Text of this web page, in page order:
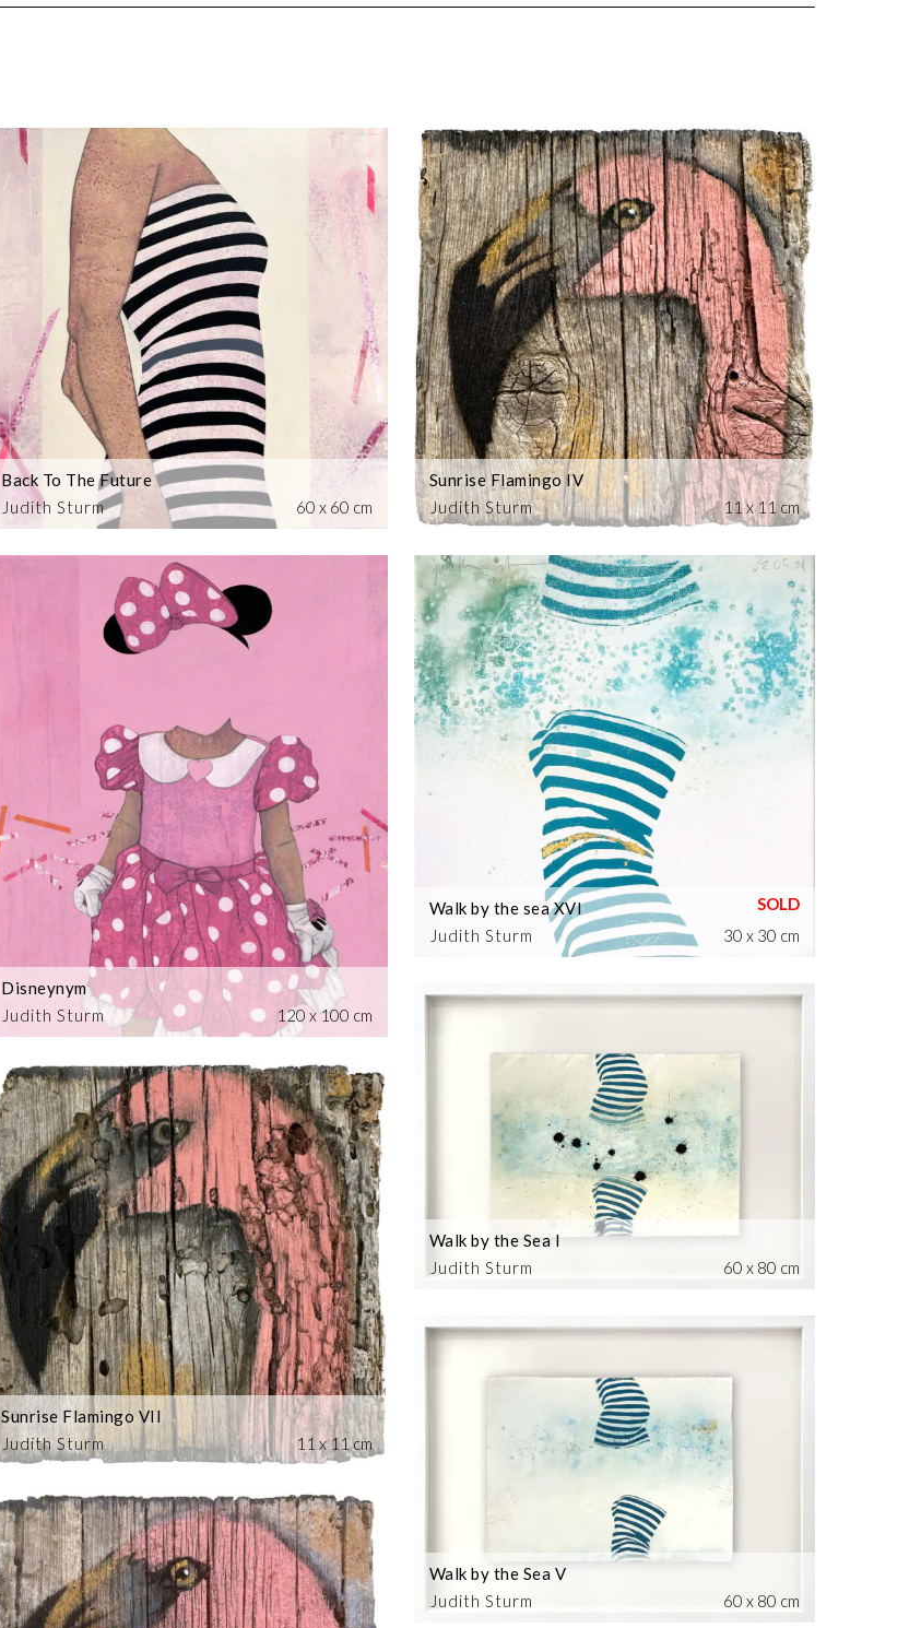
Judith Sturm
Back To The Future
60 x 60 cm
Judith Sturm
Disneynym
120 x 100 cm
Judith Sturm
Sunrise Flamingo VII
11 x 11 cm
Judith Sturm
Sunrise Flamingo IV
11 x 11 cm
Judith Sturm
Walk by the sea XVI
30 x 30 cm
Judith Sturm
Walk by the Sea I
60 x 80 cm
Judith Sturm
Walk by the Sea V
60 x 80 cm